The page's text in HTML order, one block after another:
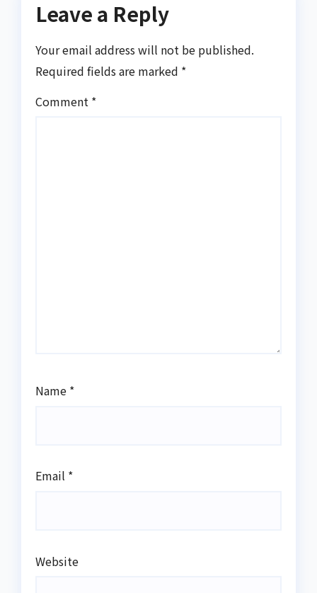
Leave a Reply
Your email address will not be published.
Required fields are marked *
Comment *
Name *
Email *
Website